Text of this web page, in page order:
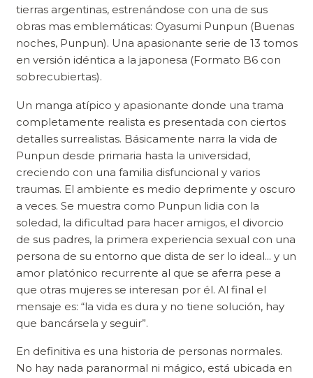
tierras argentinas, estrenándose con una de sus
obras mas emblemáticas: Oyasumi Punpun (Buenas
noches, Punpun). Una apasionante serie de 13 tomos
en versión idéntica a la japonesa (Formato B6 con
sobrecubiertas).
Un manga atípico y apasionante donde una trama
completamente realista es presentada con ciertos
detalles surrealistas. Básicamente narra la vida de
Punpun desde primaria hasta la universidad,
creciendo con una familia disfuncional y varios
traumas. El ambiente es medio deprimente y oscuro
a veces. Se muestra como Punpun lidia con la
soledad, la dificultad para hacer amigos, el divorcio
de sus padres, la primera experiencia sexual con una
persona de su entorno que dista de ser lo ideal... y un
amor platónico recurrente al que se aferra pese a
que otras mujeres se interesan por él. Al final el
mensaje es: “la vida es dura y no tiene solución, hay
que bancársela y seguir”.
En definitiva es una historia de personas normales.
No hay nada paranormal ni mágico, está ubicada en